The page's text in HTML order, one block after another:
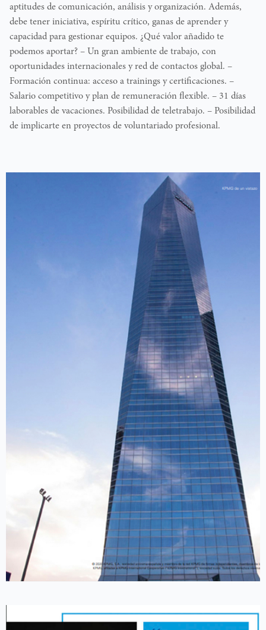
aptitudes de comunicación, análisis y organización. Además,
debe tener iniciativa, espíritu crítico, ganas de aprender y
capacidad para gestionar equipos. ¿Qué valor añadido te
podemos aportar? – Un gran ambiente de trabajo, con
oportunidades internacionales y red de contactos global. –
Formación continua: acceso a trainings y certificaciones. –
Salario competitivo y plan de remuneración flexible. – 31 días
laborables de vacaciones. Posibilidad de teletrabajo. – Posibilidad
de implicarte en proyectos de voluntariado profesional.